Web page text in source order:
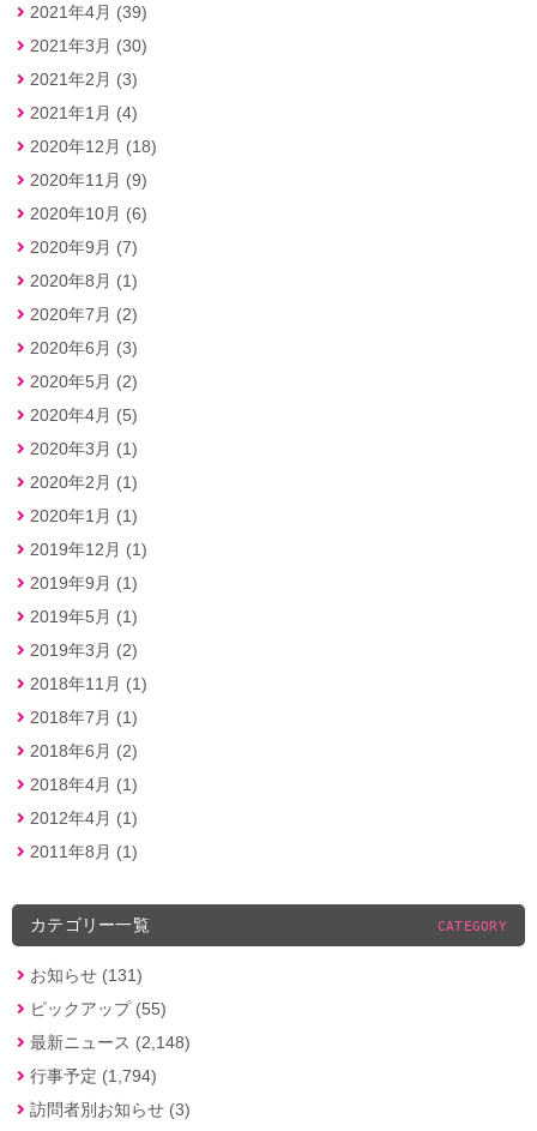
2021年4月 (39)
2021年3月 (30)
2021年2月 (3)
2021年1月 (4)
2020年12月 (18)
2020年11月 (9)
2020年10月 (6)
2020年9月 (7)
2020年8月 (1)
2020年7月 (2)
2020年6月 (3)
2020年5月 (2)
2020年4月 (5)
2020年3月 (1)
2020年2月 (1)
2020年1月 (1)
2019年12月 (1)
2019年9月 (1)
2019年5月 (1)
2019年3月 (2)
2018年11月 (1)
2018年7月 (1)
2018年6月 (2)
2018年4月 (1)
2012年4月 (1)
2011年8月 (1)
カテゴリー一覧 CATEGORY
お知らせ (131)
ピックアップ (55)
最新ニュース (2,148)
行事予定 (1,794)
訪問者別お知らせ (3)